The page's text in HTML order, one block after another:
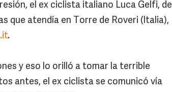
el ex ciclista italiano Luca Gelfi, de
que atendía en Torre de Roveri (Italia),
.
y eso lo orilló a tomar la terrible
antes, el ex ciclista se comunicó vía